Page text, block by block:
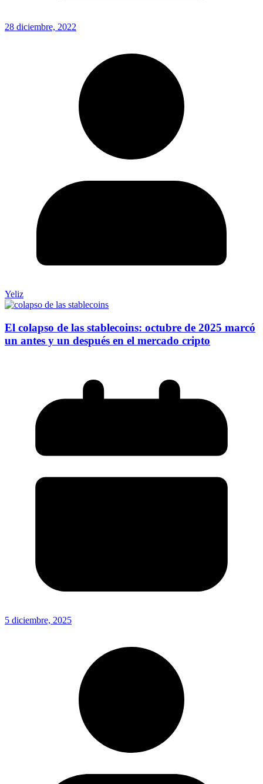
28 diciembre, 2022
Yeliz
El colapso de las stablecoins: octubre de 2025 marcó
un antes y un después en el mercado cripto
5 diciembre, 2025